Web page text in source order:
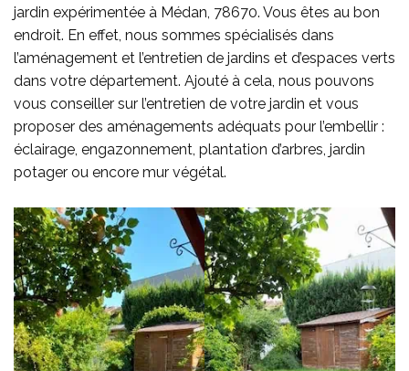
jardin expérimentée à Médan, 78670. Vous êtes au bon
endroit. En effet, nous sommes spécialisés dans
l’aménagement et l’entretien de jardins et d’espaces verts
dans votre département. Ajouté à cela, nous pouvons
vous conseiller sur l’entretien de votre jardin et vous
proposer des aménagements adéquats pour l’embellir :
éclairage, engazonnement, plantation d’arbres, jardin
potager ou encore mur végétal.